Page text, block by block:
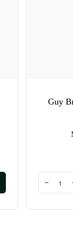
Guy